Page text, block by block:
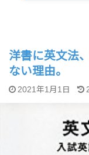
洋書に英文法
ない理由。
2021年1月1日